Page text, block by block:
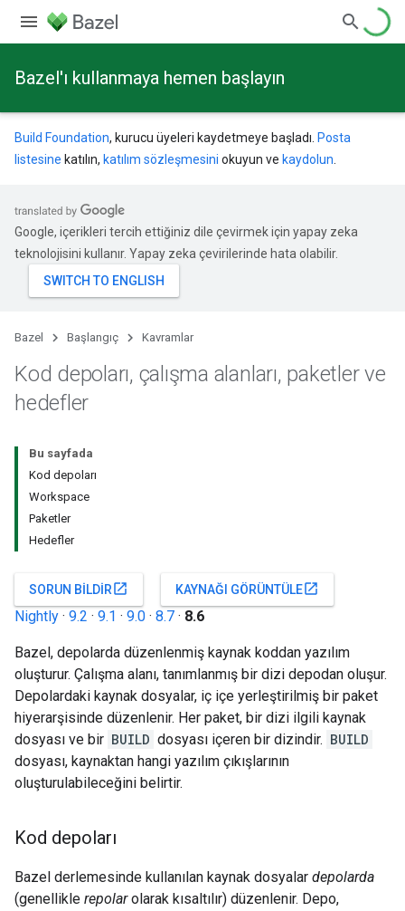
Bazel'ı kullanmaya hemen başlayın
Build Foundation, kurucu üyeleri kaydetmeye başladı. Posta
listesine katılın, katılım sözleşmesini okuyun ve kaydolun
Google, içerikleri tercih ettiğiniz dile çevirmek için yapay zeka
teknolojisini kullanır. Yapay zeka çevirilerinde hata olabilir.
Bazel Başlangıç Kavramlar
Kod depoları, çalışma alanları, paketler ve
hedefler
Bu sayfada
Kod depoları
Workspace
Paketler
Hedefler
SORUN BILDIRopen_in_new KAYNAĞI GÖRÜNTÜLEopen_in_new
Nightly · 9.2 · 9.1 · 9.0 · 8.7 · 8.6
Bazel, depolarda düzenlenmiş kaynak koddan yazılım
oluşturur. Çalışma alanı, tanımlanmış bir dizi depodan oluşur.
Depolardaki kaynak dosyalar, iç içe yerleştirilmiş bir paket
hiyerarşisinde düzenlenir. Her paket, bir dizi ilgili kaynak
dosyası ve bir BUILD dosyası içeren bir dizindir. BUILD
dosyası, kaynaktan hangi yazılım çıkışlarının
oluşturulabileceğini belirtir.
Kod depoları
Bazel derlemesinde kullanılan kaynak dosyalar depolarda
(genellikle repolarolarak kısaltılır) düzenlenir. Depo,